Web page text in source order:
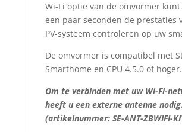
Wi-Fi optie van de omvormer
een paar seconden de prestaties
PV-systeem controleren op uw
De omvormer is compatibel met
Smarthome en CPU 4.5.0 of hoger.
Om te verbinden met uw Wi-Fi-
heeft u een externe antenne nodig.
(artikelnummer: SE-ANT-ZBWIFI-